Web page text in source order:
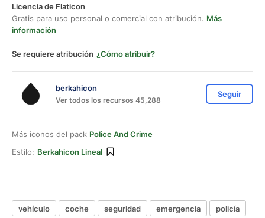
Licencia de Flaticon
Gratis para uso personal o comercial con atribución. Más
información
Se requiere atribución ¿Cómo atribuir?
berkahicon
Ver todos los recursos 45,288
Seguir
Más iconos del pack Police And Crime
Estilo: Berkahicon Lineal
vehículo coche seguridad emergencia
policía